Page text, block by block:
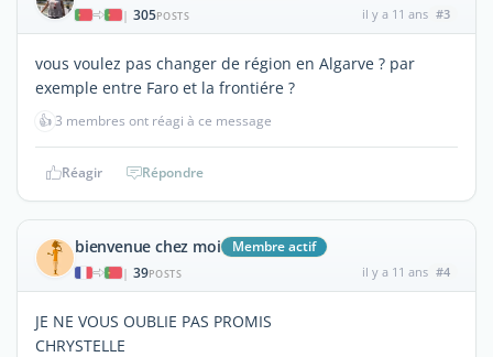
| 305POSTS il y a 11 ans #3
vous voulez pas changer de région en Algarve ? par
exemple entre Faro et la frontiére ?
👍3 membres ont réagi à ce message
Réagir Répondre
bienvenue chez moi Membre actif
| 39POSTS il y a 11 ans #4
JE NE VOUS OUBLIE PAS PROMIS
CHRYSTELLE